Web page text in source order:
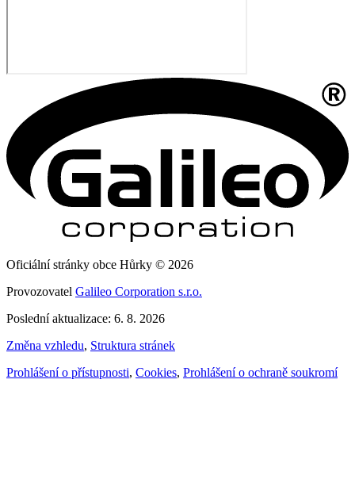
Oficiální stránky obce Hůrky © 2026
Provozovatel Galileo Corporation s.r.o.
Poslední aktualizace: 6. 8. 2026
Změna vzhledu, Struktura stránek
Prohlášení o přístupnosti, Cookies, Prohlášení o ochraně soukromí